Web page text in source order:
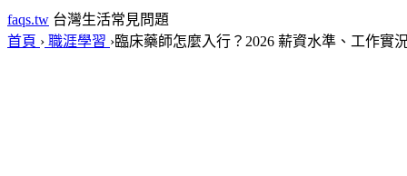
faqs.tw 台灣生活常見問題
首頁 › 職涯學習 ›臨床藥師怎麼入行？2026 薪資水準、工作實